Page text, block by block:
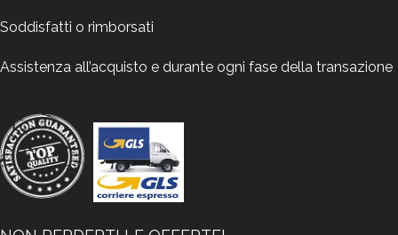
Soddisfatti o rimborsati
Assistenza all’acquisto e durante ogni fase della transazione